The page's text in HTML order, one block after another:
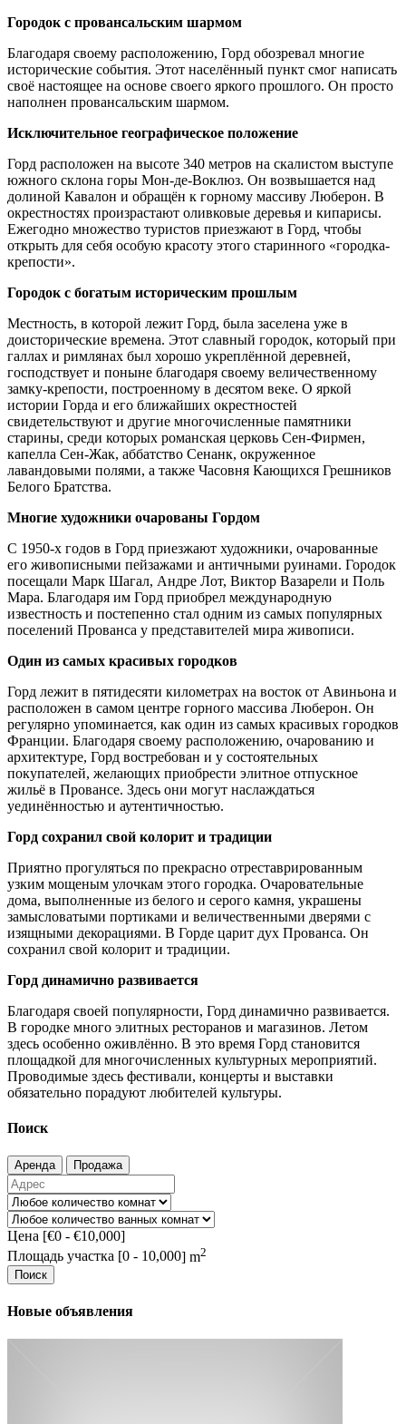
Городок с провансальским шармом
Благодаря своему расположению, Горд обозревал многие
исторические события. Этот населённый пункт смог написать
своё настоящее на основе своего яркого прошлого. Он просто
наполнен провансальским шармом.
Исключительное географическое положение
Горд расположен на высоте 340 метров на скалистом выступе
южного склона горы Мон-де-Воклюз. Он возвышается над
долиной Кавалон и обращён к горному массиву Люберон. В
окрестностях произрастают оливковые деревья и кипарисы.
Ежегодно множество туристов приезжают в Горд, чтобы
открыть для себя особую красоту этого старинного «городка-
крепости».
Городок с богатым историческим прошлым
Местность, в которой лежит Горд, была заселена уже в
доисторические времена. Этот славный городок, который при
галлах и римлянах был хорошо укреплённой деревней,
господствует и поныне благодаря своему величественному
замку-крепости, построенному в десятом веке. О яркой
истории Горда и его ближайших окрестностей
свидетельствуют и другие многочисленные памятники
старины, среди которых романская церковь Сен-Фирмен,
капелла Сен-Жак, аббатство Сенанк, окруженное
лавандовыми полями, а также Часовня Кающихся Грешников
Белого Братства.
Многие художники очарованы Гордом
С 1950-х годов в Горд приезжают художники, очарованные
его живописными пейзажами и античными руинами. Городок
посещали Марк Шагал, Андре Лот, Виктор Вазарели и Поль
Мара. Благодаря им Горд приобрел международную
известность и постепенно стал одним из самых популярных
поселений Прованса у представителей мира живописи.
Один из самых красивых городков
Горд лежит в пятидесяти километрах на восток от Авиньона и
расположен в самом центре горного массива Люберон. Он
регулярно упоминается, как один из самых красивых городков
Франции. Благодаря своему расположению, очарованию и
архитектуре, Горд востребован и у состоятельных
покупателей, желающих приобрести элитное отпускное
жильё в Провансе. Здесь они могут наслаждаться
уединённостью и аутентичностью.
Горд сохранил свой колорит и традиции
Приятно прогуляться по прекрасно отреставрированным
узким мощеным улочкам этого городка. Очаровательные
дома, выполненные из белого и серого камня, украшены
замысловатыми портиками и величественными дверями с
изящными декорациями. В Горде царит дух Прованса. Он
сохранил свой колорит и традиции.
Горд динамично развивается
Благодаря своей популярности, Горд динамично развивается.
В городке много элитных ресторанов и магазинов. Летом
здесь особенно оживлённо. В это время Горд становится
площадкой для многочисленных культурных мероприятий.
Проводимые здесь фестивали, концерты и выставки
обязательно порадуют любителей культуры.
Поиск
Аренда Продажа
Цена [€0 - €10,000]
Площадь участка [0 - 10,000] m2
Поиск
Новые объявления